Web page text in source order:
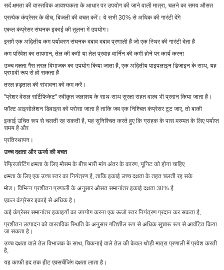
सर्द क्षमता की वास्तविक आवश्यकता के आधार पर उपयोग की जाने वाली मात्रा, चलने का समय औसत
प्रत्येक कंप्रेसर के बीच, बिजली की बचत करें। ये सभी 30% से अधिक की गारंटी देंगे
एकल कंप्रेसर संघनक इकाई की तुलना में उपयोग।
इसमें एक अद्वितीय कम पर्यावरण संघनक दबाव दबाव प्रणाली है जो एक स्थिर की गारंटी देता है
कम परिवेश का तापमान, तेल की कमी या तेल प्रवाह वार्निन की कमी होने पर कार्य करना
उच्च दक्षता गैस तरल विभाजक का उपयोग किया जाता है, एक अद्वितीय पाइपलाइन डिजाइन के साथ, यह
प्रभावी रूप से हो सकता है
तरल हड़ताल की संभावना को कम करें।
"प्रेशर वेसल सर्टिफिकेट" स्वीकृत जलाशय के साथ-साथ सुरक्षा राहत वाल्व भी प्रदान किया जाता है।
फॉल्ट आइसोलेशन डिवाइस को परोसा जाता है ताकि जब एक निश्चित कंप्रेसर टूट जाए, तो बाकी
इकाई उचित रूप से चलती रह सकती है, यह सुनिश्चित करते हुए कि ग्राहक के पास मरम्मत के लिए पर्याप्त
समय है और
प्रतिस्थापन।
उच्च दक्षता और ऊर्जा की बचत
रेफ्रिजरेटिंग क्षमता के लिए मौसम के बीच भारी मांग अंतर के कारण, यूनिट को होना चाहिए
क्षमता के लिए एक उच्च स्तर का नियंत्रण है, ताकि इकाई उच्च दक्षता के तहत चलती रह सके
मोड। विभिन्न प्रशीतन प्रणाली के अनुसार औसत समानांतर इकाई दक्षता 30% है
एकल कंप्रेसर इकाई से अधिक है।
कई कंप्रेसर समानांतर इकाइयों का उपयोग करना एक ऊर्जा स्तर नियंत्रण प्रदान कर सकता है,
प्रशीतन उत्पादन को वास्तविक स्थिति के अनुसार गतिशील रूप से अधिक सुचारू रूप से आवंटित किया
जा सकता है।
उच्च दक्षता वाले तेल विभाजक के साथ, चिकनाई वाले तेल की केवल थोड़ी मात्रा प्रणाली में प्रवेश करती
है,
यह काफी हद तक हीट एक्सचेंजिंग दक्षता लाता है।